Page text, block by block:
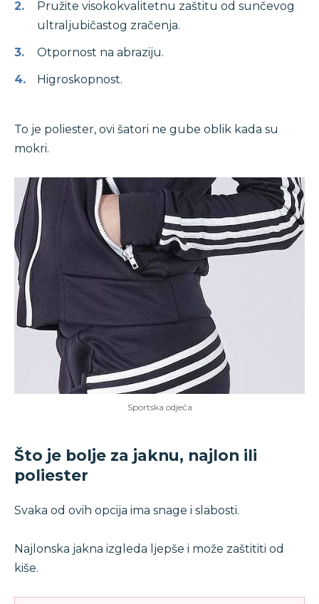
Pružite visokokvalitetnu zaštitu od sunčevog
ultraljubičastog zračenja.
Otpornost na abraziju.
Higroskopnost.
To je poliester, ovi šatori ne gube oblik kada su
mokri.
Sportska odjeća
Što je bolje za jaknu, najlon ili
poliester
Svaka od ovih opcija ima snage i slabosti.
Najlonska jakna izgleda ljepše i može zaštititi od
kiše.